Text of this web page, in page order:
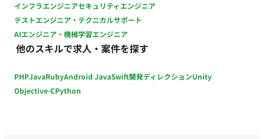
インフラエンジニアセキュリティエンジニア
テストエンジニア・テクニカルサポート
AIエンジニア・機械学習エンジニア
他のスキルで求人・案件を探す
PHPJavaRubyAndroid JavaSwift開発ディレクションUnity
Objective-CPython